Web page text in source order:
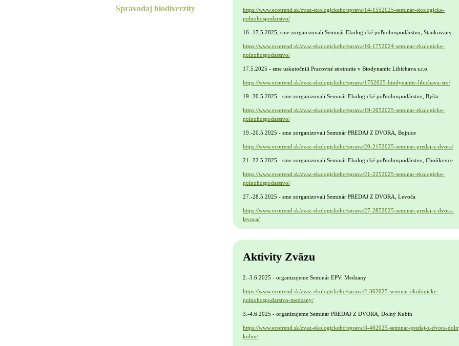
Spravodaj biodiverzity
https://www.ecotrend.sk/zvaz-ekologickeho/sprava/14-1552025-seminar-ekologicke-
polnohospodarstvo/
16.-17.5.2025, sme zorganizovali Seminár Ekologické poľnohospodárstvo, Stankovany
https://www.ecotrend.sk/zvaz-ekologickeho/sprava/16-1752024-seminar-ekologicke-
polnohospodarstvo/
17.5.2025 - sme uskutočnili Pracovné stretnutie v Biodynamic Libichava s.r.o.
https://www.ecotrend.sk/zvaz-ekologickeho/sprava/1752025-biodynamic-libichava-sro/
19.-20.5.2025 - sme zorganizovali Seminár Ekologické poľnohospodárstvo, Byšta
https://www.ecotrend.sk/zvaz-ekologickeho/sprava/19-2052025-seminar-ekologicke-
polnohospodarstvo/
19.-20.5.2025 - sme zorganizovali Seminár PREDAJ Z DVORA, Bojnice
https://www.ecotrend.sk/zvaz-ekologickeho/sprava/20-2152025-seminar-predaj-z-dvora/
21.-22.5.2025 - sme zorganizovali Seminár Ekologické poľnohospodárstvo, Choňkovce
https://www.ecotrend.sk/zvaz-ekologickeho/sprava/21-2252025-seminar-ekologicke-
polnohospodarstvo/
27.-28.5.2025 - sme zorganizovali Seminár PREDAJ Z DVORA, Levoča
https://www.ecotrend.sk/zvaz-ekologickeho/sprava/27-2852025-seminar-predaj-z-dvora-
levoca/
Aktivity Zväzu
2.-3.6.2025 - organizujeme Seminár EPV, Medzany
https://www.ecotrend.sk/zvaz-ekologickeho/sprava/2-362025-seminar-ekologicke-
polnohospodarstvo-medzany/
3.-4.6.2025 - organizujeme Seminár PREDAJ Z DVORA, Dolný Kubín
https://www.ecotrend.sk/zvaz-ekologickeho/sprava/3-462025-seminar-predaj-z-dvora-
kubin/